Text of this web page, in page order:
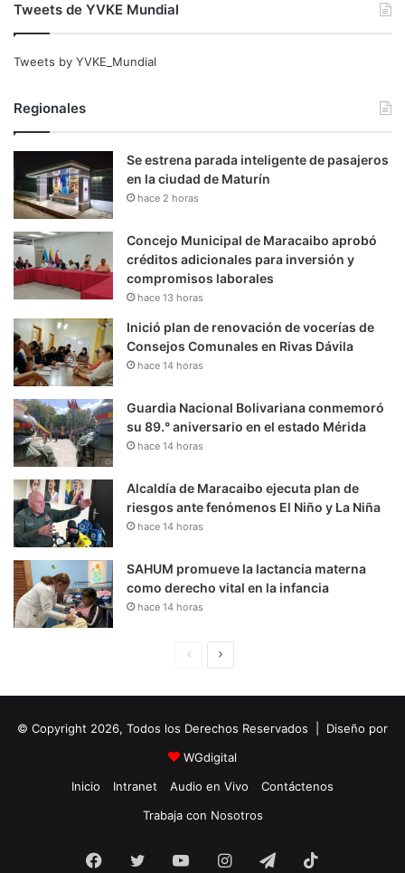
Tweets de YVKE Mundial
Tweets by YVKE_Mundial
Regionales
Se estrena parada inteligente de pasajeros
en la ciudad de Maturín
hace 2 horas
Concejo Municipal de Maracaibo aprobó
créditos adicionales para inversión y
compromisos laborales
hace 13 horas
Inició plan de renovación de vocerías de
Consejos Comunales en Rivas Dávila
hace 14 horas
Guardia Nacional Bolivariana conmemoró
su 89.° aniversario en el estado Mérida
hace 14 horas
Alcaldía de Maracaibo ejecuta plan de
riesgos ante fenómenos El Niño y La Niña
hace 14 horas
SAHUM promueve la lactancia materna
como derecho vital en la infancia
hace 14 horas
i
n
a
u
i
e
e
© Copyright 2026, Todos los Derechos Reservados | Diseño por
WGdigital
Inicio
Intranet Audio en Vivo
Contáctenos
Trabaja con Nosotros
Facebook
Twitter YouTubeInstagramTelegram